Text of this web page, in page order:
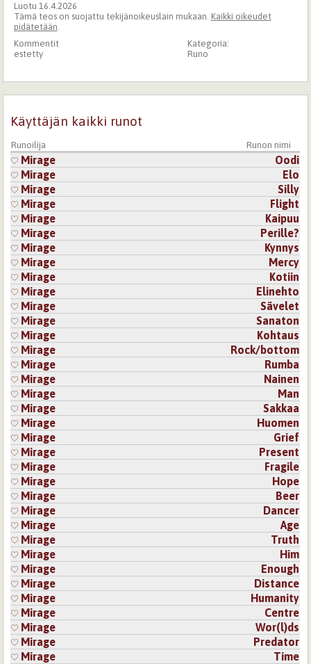
Luotu 16.4.2026
Tämä teos on suojattu tekijänoikeuslain mukaan. Kaikki oikeudet
pidätetään.
Kategoria:
Runo
Kommentit
estetty
Käyttäjän kaikki runot
Runoilija Runon nimi
Mirage
Oodi
Mirage
Elo
Mirage
Silly
Mirage
Flight
Mirage
Kaipuu
Mirage
Perille?
Mirage
Kynnys
Mirage
Mercy
Mirage
Kotiin
Mirage
Elinehto
Mirage
Sävelet
Mirage
Sanaton
Mirage
Kohtaus
Mirage
Rock/bottom
Mirage
Rumba
Mirage
Nainen
Mirage
Man
Mirage
Sakkaa
Mirage
Huomen
Mirage
Grief
Mirage
Present
Mirage
Fragile
Mirage
Hope
Mirage
Beer
Mirage
Dancer
Mirage
Age
Mirage
Truth
Mirage
Him
Mirage
Enough
Mirage
Distance
Mirage
Humanity
Mirage
Centre
Mirage
Wor(l)ds
Mirage
Predator
Mirage
Time